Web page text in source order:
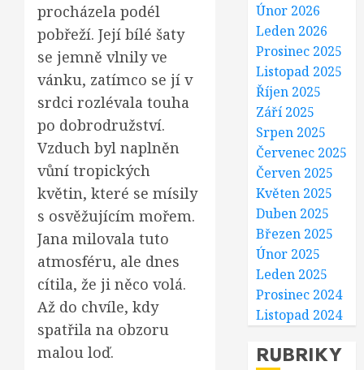
procházela podél
pobřeží. Její bílé šaty
se jemně vlnily ve
vánku, zatímco se jí v
srdci rozlévala touha
po dobrodružství.
Vzduch byl naplněn
vůní tropických
květin, které se mísily
s osvěžujícím mořem.
Jana milovala tuto
atmosféru, ale dnes
cítila, že ji něco volá.
Až do chvíle, kdy
spatřila na obzoru
malou loď.
Únor 2026
Leden 2026
Prosinec 2025
Listopad 2025
Říjen 2025
Září 2025
Srpen 2025
Červenec 2025
Červen 2025
Květen 2025
Duben 2025
Březen 2025
Únor 2025
Leden 2025
Prosinec 2024
Listopad 2024
RUBRIKY